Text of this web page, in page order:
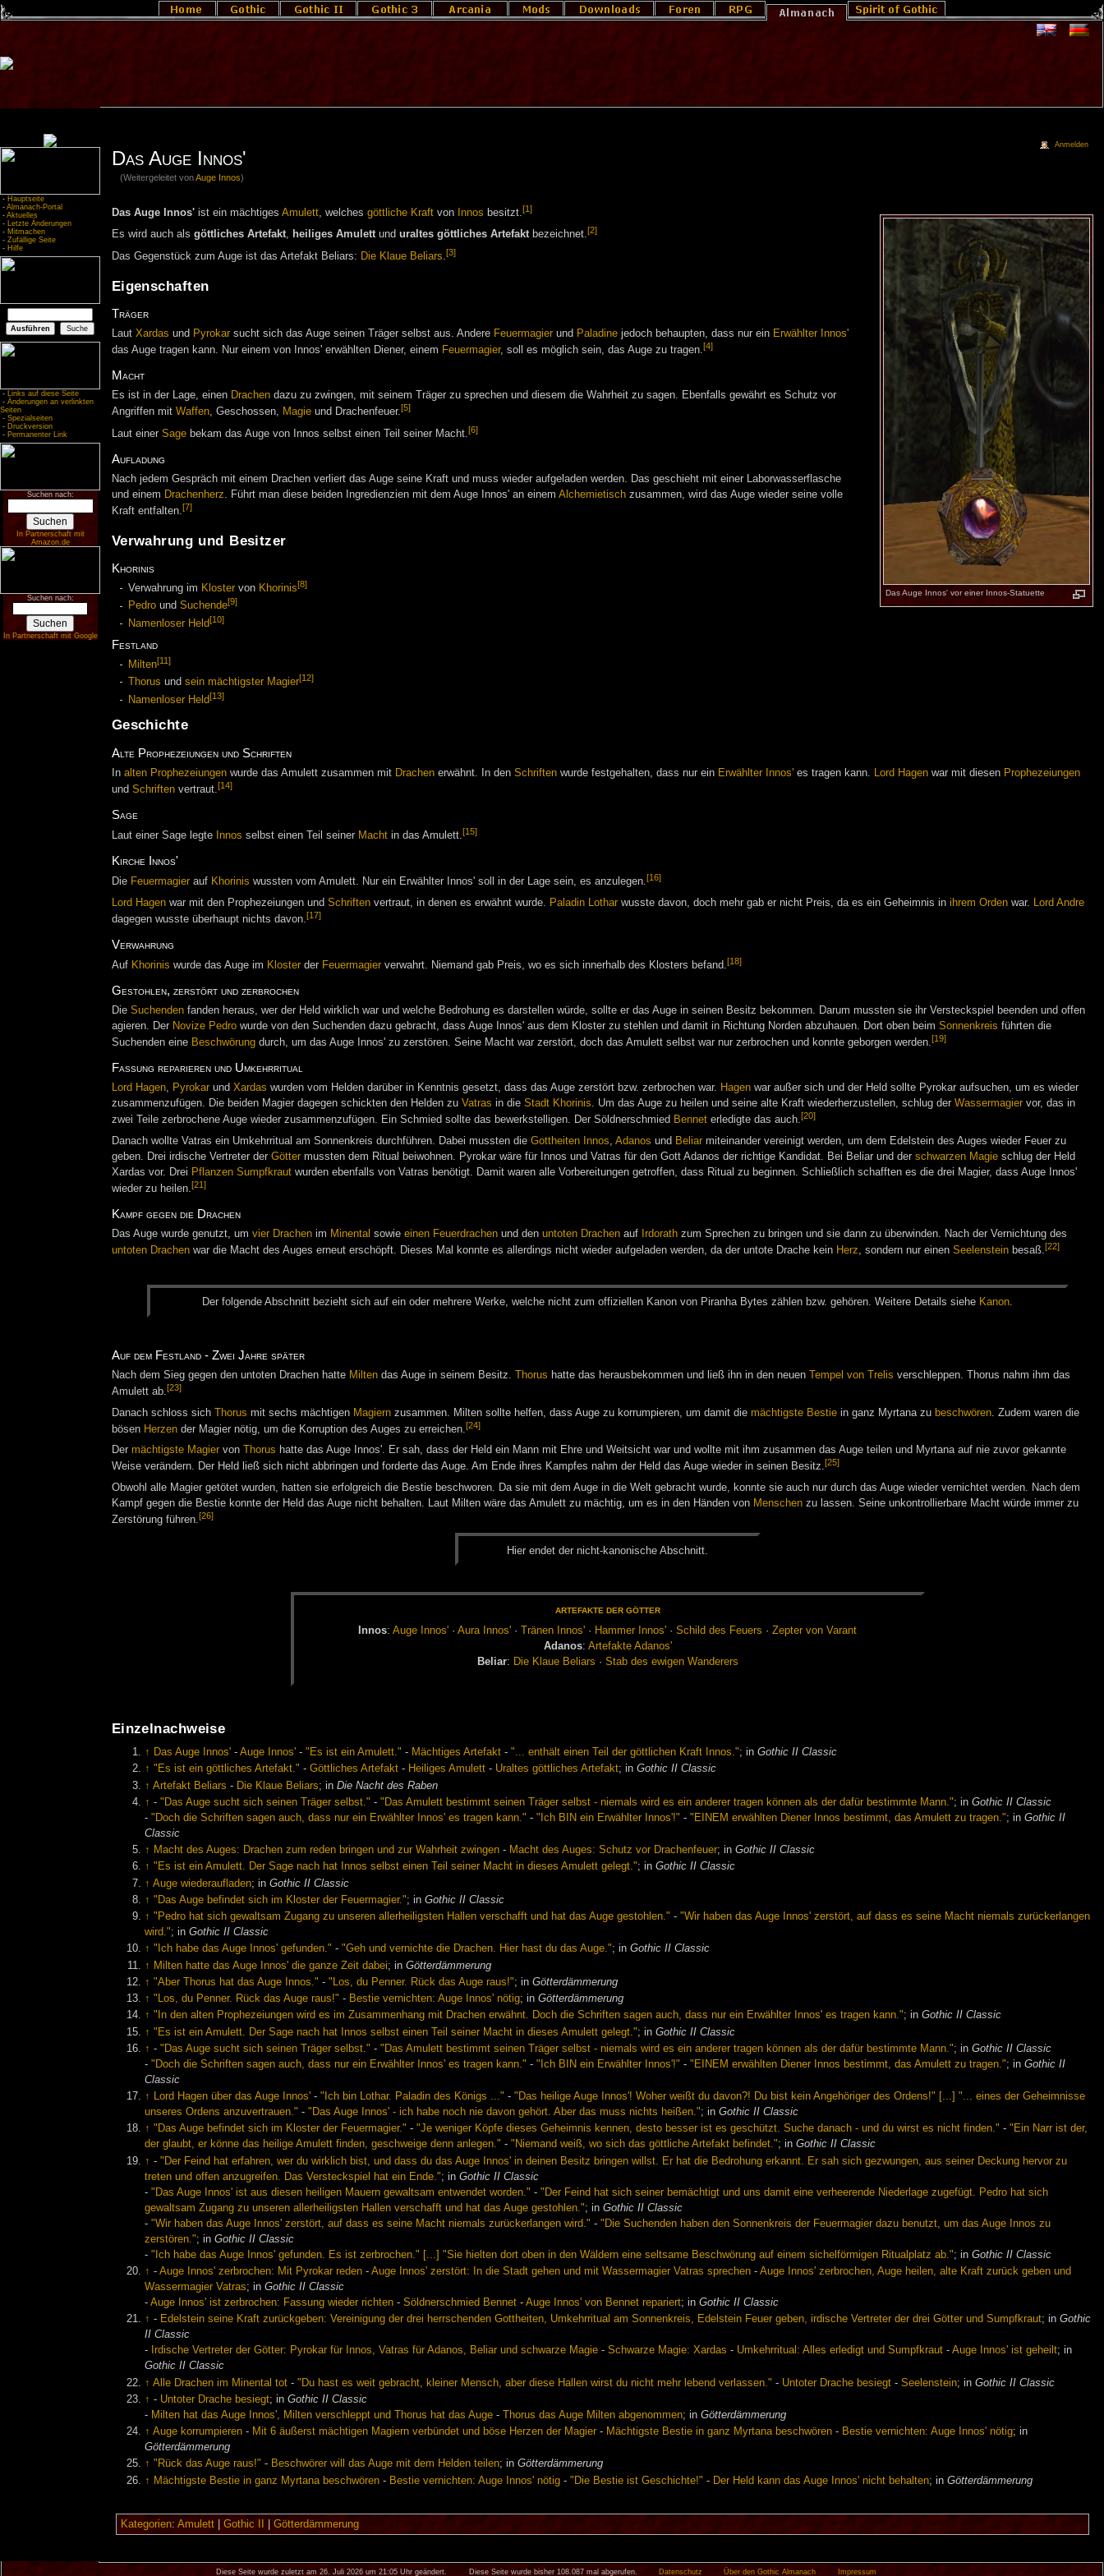
- Hauptseite
- Almanach-Portal
- Aktuelles
- Letzte Änderungen
- Mitmachen
- Zufällige Seite
- Hilfe
- Links auf diese Seite
- Änderungen an verlinkten
Seiten
- Spezialseiten
- Druckversion
- Permanenter Link
Suchen nach:
In Partnerschaft mit
Amazon.de
Suchen nach:
In Partnerschaft mit Google
Das Auge Innos'
(Weitergeleitet vonAuge Innos)
Das Auge Innos' vor einer Innos-Statuette
Das Auge Innos'ist ein mächtiges Amulett, welches göttliche Kraftvon Innos besitzt.[1]
Es wird auch als göttliches Artefakt, heiliges Amulettund uraltes göttliches Artefaktbezeichnet.[2]
Das Gegenstück zum Auge ist das Artefakt Beliars: Die Klaue Beliars.[3]
Eigenschaften
Träger
Laut Xardas und Pyrokarsucht sich das Auge seinen Träger selbst aus. Andere Feuermagierund Paladinejedoch behaupten, dass nur ein Erwählter Innos'
das Auge tragen kann. Nur einem von Innos' erwählten Diener, einem Feuermagier, soll es möglich sein, das Auge zu tragen.[4]
Macht
Es ist in der Lage, einen Drachendazu zu zwingen, mit seinem Träger zu sprechen und diesem die Wahrheit zu sagen. Ebenfalls gewährt es Schutz vor
Angriffen mit Waffen, Geschossen, Magieund Drachenfeuer.[5]
Laut einer Sagebekam das Auge von Innos selbst einen Teil seiner Macht.[6]
Aufladung
Nach jedem Gespräch mit einem Drachen verliert das Auge seine Kraft und muss wieder aufgeladen werden. Das geschieht mit einer Laborwasserflasche
und einem Drachenherz. Führt man diese beiden Ingredienzien mit dem Auge Innos' an einem Alchemietischzusammen, wird das Auge wieder seine volle
Kraft entfalten.[7]
Verwahrung und Besitzer
Khorinis
Verwahrung im Kloster von Khorinis[8]
Pedro und Suchende[9]
Namenloser Held[10]
Festland
Milten[11]
Thorus und sein mächtigster Magier[12]
Namenloser Held[13]
Geschichte
Alte Prophezeiungen und Schriften
In alten Prophezeiungenwurde das Amulett zusammen mit Drachenerwähnt. In den Schriftenwurde festgehalten, dass nur ein Erwählter Innos'es tragen kann. Lord Hagenwar mit diesen Prophezeiungen
und Schriftenvertraut.[14]
Sage
Laut einer Sage legte Innos selbst einen Teil seiner Machtin das Amulett.[15]
Kirche Innos'
Die Feuermagierauf Khorinis wussten vom Amulett. Nur ein Erwählter Innos' soll in der Lage sein, es anzulegen.[16]
Lord Hagenwar mit den Prophezeiungen und Schriftenvertraut, in denen es erwähnt wurde. Paladin Lotharwusste davon, doch mehr gab er nicht Preis, da es ein Geheimnis in ihrem Ordenwar.
Lord Andre
dagegen wusste überhaupt nichts davon.[17]
Verwahrung
Auf Khorinis wurde das Auge im Klosterder Feuermagierverwahrt. Niemand gab Preis, wo es sich innerhalb des Klosters befand.[18]
Gestohlen, zerstört und zerbrochen
Die Suchendenfanden heraus, wer der Held wirklich war und welche Bedrohung es darstellen würde, sollte er das Auge in seinen Besitz bekommen. Darum mussten sie ihr Versteckspiel beenden und offen
agieren. Der Novize Pedrowurde von den Suchenden dazu gebracht, dass Auge Innos' aus dem Kloster zu stehlen und damit in Richtung Norden abzuhauen. Dort oben beim Sonnenkreis führten die
Suchenden eine Beschwörungdurch, um das Auge Innos' zu zerstören. Seine Macht war zerstört, doch das Amulett selbst war nur zerbrochen und konnte geborgen werden.[19]
Fassung reparieren und Umkehrritual
Lord Hagen, Pyrokarund Xardas wurden vom Helden darüber in Kenntnis gesetzt, dass das Auge zerstört bzw. zerbrochen war. Hagenwar außer sich und der Held sollte Pyrokar aufsuchen, um es wieder
zusammenzufügen. Die beiden Magier dagegen schickten den Helden zu Vatras in die Stadt Khorinis. Um das Auge zu heilen und seine alte Kraft wiederherzustellen, schlug der Wassermagiervor, das in
zwei Teile zerbrochene Auge wieder zusammenzufügen. Ein Schmied sollte das bewerkstelligen. Der Söldnerschmied Benneterledigte das auch.[20]
Danach wollte Vatras ein Umkehrritual am Sonnenkreis durchführen. Dabei mussten die Gottheiten Innos Adanos und Beliarmiteinander vereinigt werden, um dem Edelstein des Auges wieder Feuer zu
geben. Drei irdische Vertreter der Göttermussten dem Ritual beiwohnen. Pyrokar wäre für Innos und Vatras für den Gott Adanos der richtige Kandidat. Bei Beliar und der schwarzen Magieschlug der Held
Xardas vor. Drei Pflanzen Sumpfkrautwurden ebenfalls von Vatras benötigt. Damit waren alle Vorbereitungen getroffen, dass Ritual zu beginnen. Schließlich schafften es die drei Magier, dass Auge Innos'
wieder zu heilen.[21]
Kampf gegen die Drachen
Das Auge wurde genutzt, um vier Drachenim Minental sowie einen Feuerdrachenund den untoten Drachenauf Irdorathzum Sprechen zu bringen und sie dann zu überwinden. Nach der Vernichtung des
untoten Drachenwar die Macht des Auges erneut erschöpft. Dieses Mal konnte es allerdings nicht wieder aufgeladen werden, da der untote Drache kein Herz, sondern nur einen Seelensteinbesaß.[22]
Der fol­gen­de Ab­schnitt be­zieht sich auf ein oder meh­re­re Wer­ke, wel­che nicht zum of­fi­zi­el­len Ka­non von Pi­ran­ha Bytes zäh­len bzw. ge­hö­ren. Wei­te­re De­tails sie­he Ka­non.
Auf dem Festland - Zwei Jahre später
Nach dem Sieg gegen den untoten Drachen hatte Miltendas Auge in seinem Besitz. Thorus hatte das herausbekommen und ließ ihn in den neuen Tempel von Trelis verschleppen. Thorus nahm ihm das
Amulett ab.[23]
Danach schloss sich Thorus mit sechs mächtigen Magiernzusammen. Milten sollte helfen, dass Auge zu korrumpieren, um damit die mächtigste Bestiein ganz Myrtana zu beschwören. Zudem waren die
bösen Herzender Magier nötig, um die Korruption des Auges zu erreichen.[24]
Der mächtigste Magiervon Thorus hatte das Auge Innos'. Er sah, dass der Held ein Mann mit Ehre und Weitsicht war und wollte mit ihm zusammen das Auge teilen und Myrtana auf nie zuvor gekannte
Weise verändern. Der Held ließ sich nicht abbringen und forderte das Auge. Am Ende ihres Kampfes nahm der Held das Auge wieder in seinen Besitz.[25]
Obwohl alle Magier getötet wurden, hatten sie erfolgreich die Bestie beschworen. Da sie mit dem Auge in die Welt gebracht wurde, konnte sie auch nur durch das Auge wieder vernichtet werden. Nach dem
Kampf gegen die Bestie konnte der Held das Auge nicht behalten. Laut Milten wäre das Amulett zu mächtig, um es in den Händen von Menschenzu lassen. Seine unkontrollierbare Macht würde immer zu
Zerstörung führen.[26]
Hier en­det der nicht-ka­no­ni­sche Ab­schnitt.
AR­TE­FAK­TE DER GÖT­TER
In­nos:Auge In­nos' ·Aura In­nos' · Trä­nen In­nos' · Ham­mer In­nos' ·Schild des Feu­ers ·Zep­ter von Va­rant
Ad­a­nos: Ar­te­fak­te Ad­a­nos'
Be­li­ar: Die Klaue Be­li­ars · Stab des ewi­gen Wan­de­rers
Einzelnachweise
↑ Das Auge Innos' -Auge Innos' -"Es ist ein Amulett." - Mächtiges Artefakt -"... enthält einen Teil der göttlichen Kraft Innos."; inGothic II Classic
↑ "Es ist ein göttliches Artefakt." -Göttliches Artefakt - Heiliges Amulett - Uraltes göttliches Artefakt; inGothic II Classic
↑ Artefakt Beliars - Die Klaue Beliars; inDie Nacht des Raben
↑ -"Das Auge sucht sich seinen Träger selbst." -"Das Amulett bestimmt seinen Träger selbst - niemals wird es ein anderer tragen können als der dafür bestimmte Mann."; inGothic II Classic
-"Doch die Schriften sagen auch, dass nur ein Erwählter Innos' es tragen kann." -"Ich BIN ein Erwählter Innos'!" -"EINEM erwählten Diener Innos bestimmt, das Amulett zu tragen."; inGothic II
Classic
↑ Macht des Auges: Drachen zum reden bringen und zur Wahrheit zwingen - Macht des Auges: Schutz vor Drachenfeuer; inGothic II Classic
↑ "Es ist ein Amulett. Der Sage nach hat Innos selbst einen Teil seiner Macht in dieses Amulett gelegt."; inGothic II Classic
↑ Auge wiederaufladen; inGothic II Classic
↑ "Das Auge befindet sich im Kloster der Feuermagier."; inGothic II Classic
↑ "Pedro hat sich gewaltsam Zugang zu unseren allerheiligsten Hallen verschafft und hat das Auge gestohlen." -"Wir haben das Auge Innos' zerstört, auf dass es seine Macht niemals zurückerlangen
wird."; inGothic II Classic
↑ "Ich habe das Auge Innos' gefunden." -"Geh und vernichte die Drachen. Hier hast du das Auge."; inGothic II Classic
↑ Milten hatte das Auge Innos' die ganze Zeit dabei; inGötterdämmerung
↑ "Aber Thorus hat das Auge Innos." -"Los, du Penner. Rück das Auge raus!"; inGötterdämmerung
↑ "Los, du Penner. Rück das Auge raus!" - Bestie vernichten: Auge Innos' nötig; inGötterdämmerung
↑ "In den alten Prophezeiungen wird es im Zusammenhang mit Drachen erwähnt. Doch die Schriften sagen auch, dass nur ein Erwählter Innos' es tragen kann."; inGothic II Classic
↑ "Es ist ein Amulett. Der Sage nach hat Innos selbst einen Teil seiner Macht in dieses Amulett gelegt."; inGothic II Classic
↑ -"Das Auge sucht sich seinen Träger selbst." -"Das Amulett bestimmt seinen Träger selbst - niemals wird es ein anderer tragen können als der dafür bestimmte Mann."; inGothic II Classic
-"Doch die Schriften sagen auch, dass nur ein Erwählter Innos' es tragen kann." -"Ich BIN ein Erwählter Innos'!" -"EINEM erwählten Diener Innos bestimmt, das Amulett zu tragen."; inGothic II
Classic
↑ Lord Hagen über das Auge Innos' -"Ich bin Lothar. Paladin des Königs ..." -"Das heilige Auge Innos'! Woher weißt du davon?! Du bist kein Angehöriger des Ordens!" [...] "... eines der Geheimnisse
unseres Ordens anzuvertrauen." -"Das Auge Innos' - ich habe noch nie davon gehört. Aber das muss nichts heißen."; inGothic II Classic
↑ "Das Auge befindet sich im Kloster der Feuermagier." -"Je weniger Köpfe dieses Geheimnis kennen, desto besser ist es geschützt. Suche danach - und du wirst es nicht finden." -"Ein Narr ist der,
der glaubt, er könne das heilige Amulett finden, geschweige denn anlegen." -"Niemand weiß, wo sich das göttliche Artefakt befindet."; inGothic II Classic
↑ -"Der Feind hat erfahren, wer du wirklich bist, und dass du das Auge Innos' in deinen Besitz bringen willst. Er hat die Bedrohung erkannt. Er sah sich gezwungen, aus seiner Deckung hervor zu
treten und offen anzugreifen. Das Versteckspiel hat ein Ende."; inGothic II Classic
-"Das Auge Innos' ist aus diesen heiligen Mauern gewaltsam entwendet worden." -"Der Feind hat sich seiner bemächtigt und uns damit eine verheerende Niederlage zugefügt. Pedro hat sich
gewaltsam Zugang zu unseren allerheiligsten Hallen verschafft und hat das Auge gestohlen."; inGothic II Classic
-"Wir haben das Auge Innos' zerstört, auf dass es seine Macht niemals zurückerlangen wird." -"Die Suchenden haben den Sonnenkreis der Feuermagier dazu benutzt, um das Auge Innos zu
zerstören."; inGothic II Classic
-"Ich habe das Auge Innos' gefunden. Es ist zerbrochen." [...] "Sie hielten dort oben in den Wäldern eine seltsame Beschwörung auf einem sichelförmigen Ritualplatz ab."; inGothic II Classic
↑ -Auge Innos' zerbrochen: Mit Pyrokar reden -Auge Innos' zerstört: In die Stadt gehen und mit Wassermagier Vatras sprechen -Auge Innos' zerbrochen, Auge heilen, alte Kraft zurück geben und
Wassermagier Vatras; inGothic II Classic
-Auge Innos' ist zerbrochen: Fassung wieder richten -Söldnerschmied Bennet -Auge Innos' von Bennet repariert; inGothic II Classic
↑ - Edelstein seine Kraft zurückgeben: Vereinigung der drei herrschenden Gottheiten, Umkehrritual am Sonnenkreis, Edelstein Feuer geben, irdische Vertreter der drei Götter und Sumpfkraut; inGothic
II Classic
- Irdische Vertreter der Götter: Pyrokar für Innos, Vatras für Adanos, Beliar und schwarze Magie -Schwarze Magie: Xardas - Umkehrritual: Alles erledigt und Sumpfkraut -Auge Innos' ist geheilt; in
Gothic II Classic
↑ Alle Drachen im Minental tot -"Du hast es weit gebracht, kleiner Mensch, aber diese Hallen wirst du nicht mehr lebend verlassen." - Untoter Drache besiegt -Seelenstein; inGothic II Classic
↑ - Untoter Drache besiegt; inGothic II Classic
- Milten hat das Auge Innos', Milten verschleppt und Thorus hat das Auge -Thorus das Auge Milten abgenommen; inGötterdämmerung
↑ Auge korrumpieren - Mit 6 äußerst mächtigen Magiern verbündet und böse Herzen der Magier - Mächtigste Bestie in ganz Myrtana beschwören - Bestie vernichten: Auge Innos' nötig; in
Götterdämmerung
↑ "Rück das Auge raus!" - Beschwörer will das Auge mit dem Helden teilen; inGötterdämmerung
↑ Mächtigste Bestie in ganz Myrtana beschwören - Bestie vernichten: Auge Innos' nötig -"Die Bestie ist Geschichte!" - Der Held kann das Auge Innos' nicht behalten; inGötterdämmerung
Kategorien: Amulett| Gothic II Götterdämmerung
Anmelden
Diese Seite wurde zuletzt am 26. Juli 2026 um 21:05 Uhr geändert. Diese Seite wurde bisher 108.087 mal abgerufen. Datenschutz Über den Gothic Almanach Impressum